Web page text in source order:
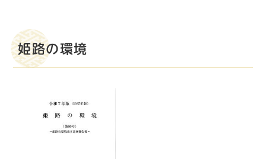
姫路の環境